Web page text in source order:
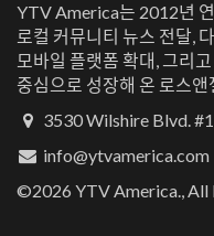
YTV America는 2012년
로컬 커뮤니티 뉴스 전달,
모바일 플랫폼 확대, 그리
중심으로 성장해 온 로스
3530 Wilshire Blvd.
info@ytvamerica.com
©2026 YTV America., All